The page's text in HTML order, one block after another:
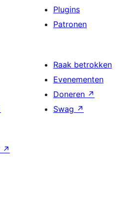
Plugins
Patronen
Raak betrokken
Evenementen
Doneren ↗
Swag ↗
↗